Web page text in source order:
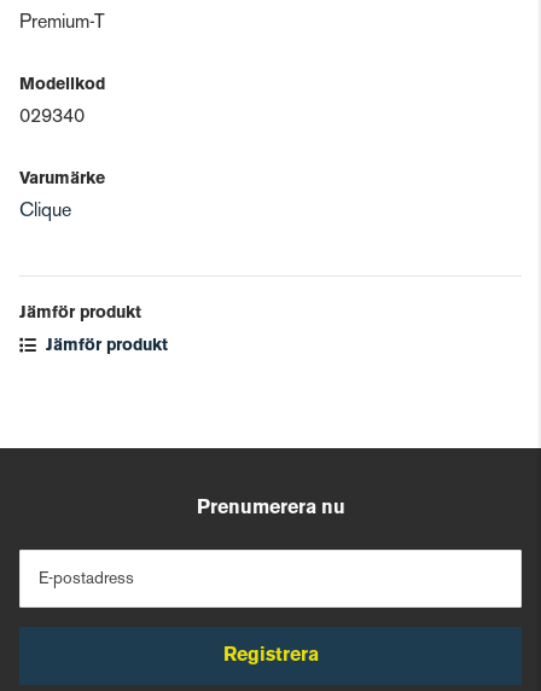
Premium-T
Modellkod
029340
Varumärke
Clique
Jämför produkt
Jämför produkt
Prenumerera nu
E-postadress
Registrera